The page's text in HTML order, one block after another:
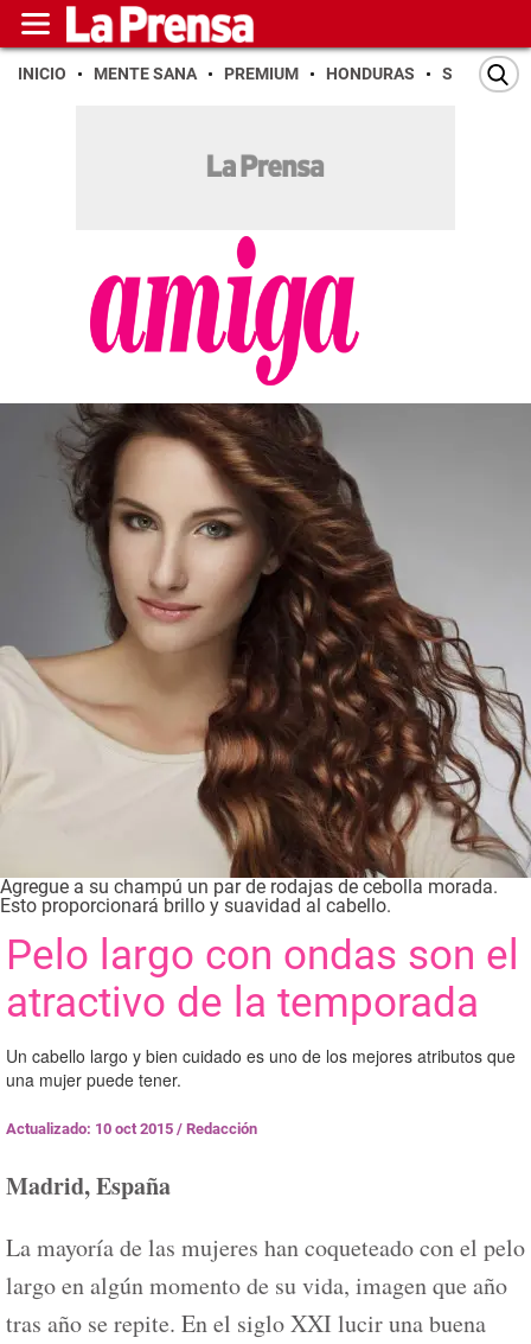
INICIO MENTE SANA PREMIUM HONDURAS SAN PEDRO
Agregue a su champú un par de rodajas de cebolla morada.
Esto proporcionará brillo y suavidad al cabello.
Pelo largo con ondas son el
atractivo de la temporada
Un cabello largo y bien cuidado es uno de los mejores atributos que
una mujer puede tener.
Actualizado: 10 oct 2015 / Redacción
Madrid, España
La mayoría de las mujeres han coqueteado con el pelo
largo en algún momento de su vida, imagen que año
tras año se repite. En el siglo XXI lucir una buena